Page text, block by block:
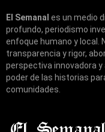
El Semanal es un medio
profundo, periodismo
enfoque humano y local.
transparencia y rigor,
perspectiva innovadora y
poder de las historias
comunidades.